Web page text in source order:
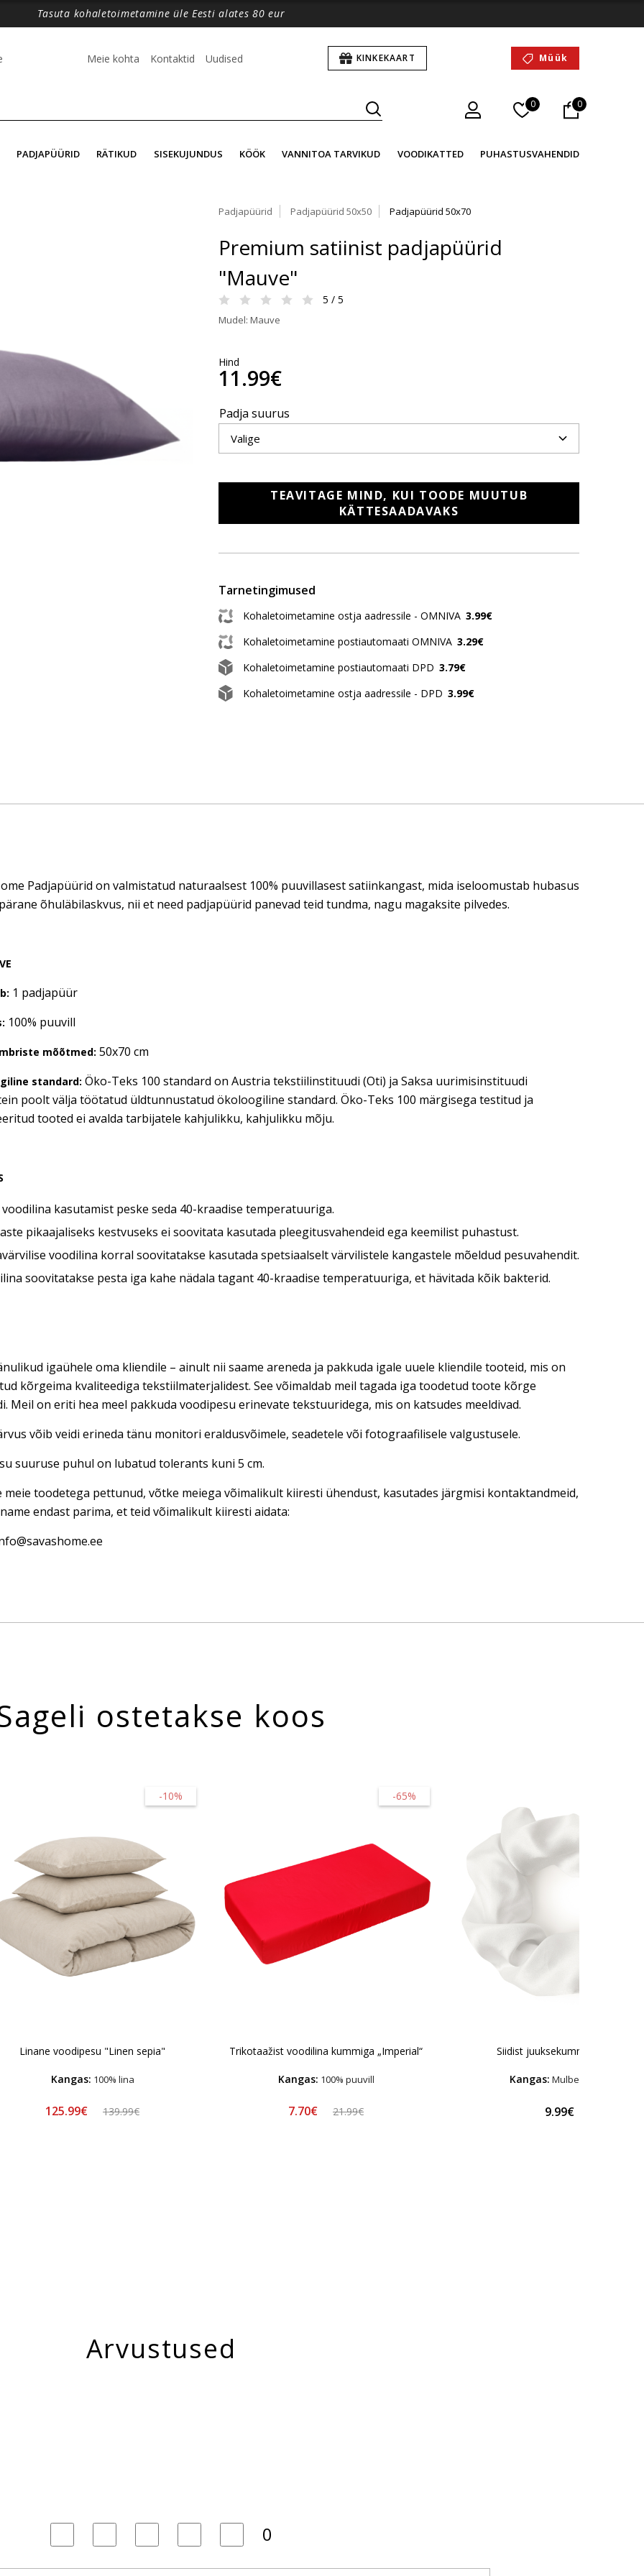
Tasuta kohaletoimetamine üle Eesti alates 80 eur
Meie kohta Kontaktid Uudised KINKEKAART Müük
0 0
PADJAPÜÜRID RÄTIKUD SISEKUJUNDUS KÖÖK VANNITOA TARVIKUD VOODIKATTED PUHASTUSVAHENDID
Padjapüürid Padjapüürid 50x50 Padjapüürid 50x70
Premium satiinist padjapüürid
"Mauve"
5 / 5
Mudel: Mauve
Hind
11.99€
Padja suurus
TEAVITAGE MIND, KUI TOODE MUUTUB
KÄTTESAADAVAKS
Tarnetingimused
Kohaletoimetamine ostja aadressile - OMNIVA 3.99€
Kohaletoimetamine postiautomaati OMNIVA 3.29€
Kohaletoimetamine postiautomaati DPD 3.79€
Kohaletoimetamine ostja aadressile - DPD 3.99€
Padjapüürid on valmistatud naturaalsest 100% puuvillasest satiinkangast, mida iseloomustab hubasus
õhuläbilaskvus, nii et need padjapüürid panevad teid tundma, nagu magaksite pilvedes.
1 padjapüür
100% puuvill
mõõtmed: 50x70 cm
standard: Öko-Teks 100 standard on Austria tekstiilinstituudi (Oti) ja Saksa uurimisinstituudi
poolt välja töötatud üldtunnustatud ökoloogiline standard. Öko-Teks 100 märgisega testitud ja
tooted ei avalda tarbijatele kahjulikku, kahjulikku mõju.
voodilina kasutamist peske seda 40-kraadise temperatuuriga.
pikaajaliseks kestvuseks ei soovitata kasutada pleegitusvahendeid ega keemilist puhastust.
voodilina korral soovitatakse kasutada spetsiaalselt värvilistele kangastele mõeldud pesuvahendit.
soovitatakse pesta iga kahe nädala tagant 40-kraadise temperatuuriga, et hävitada kõik bakterid.
igaühele oma kliendile – ainult nii saame areneda ja pakkuda igale uuele kliendile tooteid, mis on
kõrgeima kvaliteediga tekstiilmaterjalidest. See võimaldab meil tagada iga toodetud toote kõrge
Meil on eriti hea meel pakkuda voodipesu erinevate tekstuuridega, mis on katsudes meeldivad.
võib veidi erineda tänu monitori eraldusvõimele, seadetele või fotograafilisele valgustusele.
suuruse puhul on lubatud tolerants kuni 5 cm.
meie toodetega pettunud, võtke meiega võimalikult kiiresti ühendust, kasutades järgmisi kontaktandmeid,
endast parima, et teid võimalikult kiiresti aidata:
ostetakse koos
-10%
Linane voodipesu "Linen sepia"
Kangas: 100% lina
125.99€ 139.99€
-65%
Trikotaažist voodilina kummiga „Imperial“
Kangas: 100% puuvill
7.70€ 21.99€
Siidist juuksekumm „Snow“
Kangas: Mulberry Siid
9.99€
Arvustused
0